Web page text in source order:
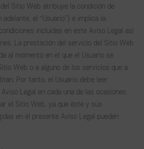
Sitio Web atribuye la condición de
el “Usuario”) e implica la
incluidas en este Aviso Legal así
La prestación del servicio del Sitio Web
al momento en el que el Usuario se
Web o a alguno de los servicios que a
Por tanto, el Usuario debe leer
Legal en cada una de las ocasiones
el Sitio Web, ya que éste y sus
en el presente Aviso Legal pueden